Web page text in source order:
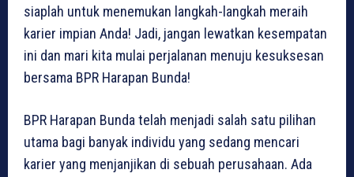
siaplah untuk menemukan langkah-langkah meraih
karier impian Anda! Jadi, jangan lewatkan kesempatan
ini dan mari kita mulai perjalanan menuju kesuksesan
bersama BPR Harapan Bunda!
BPR Harapan Bunda telah menjadi salah satu pilihan
utama bagi banyak individu yang sedang mencari
karier yang menjanjikan di sebuah perusahaan. Ada